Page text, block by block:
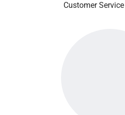
Customer